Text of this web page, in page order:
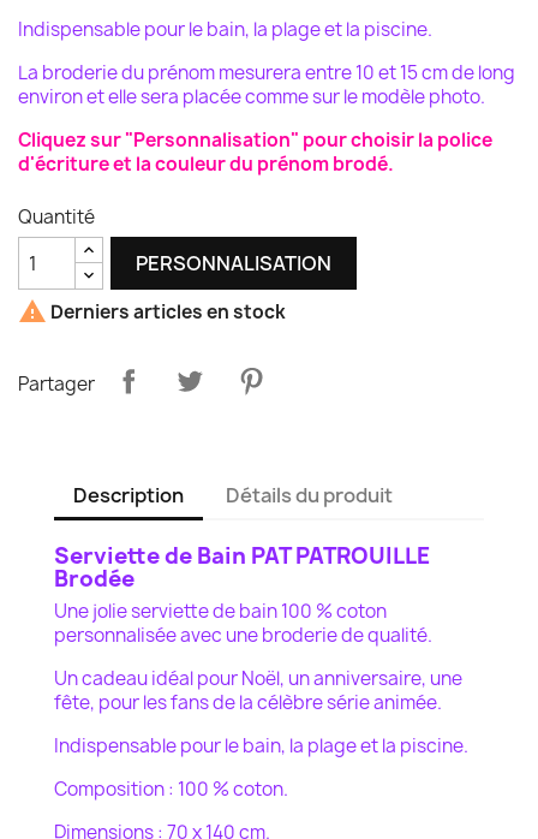
Indispensable pour le bain, la plage et la piscine.
La broderie du prénom mesurera entre 10 et 15 cm de long
environ et elle sera placée comme sur le modèle photo.
Cliquez sur "Personnalisation" pour choisir la police
d'écriture et la couleur du prénom brodé.
Quantité
PERSONNALISATION
 Derniers articles en stock
Partager
Description Détails du produit
Serviette de Bain PAT PATROUILLE
Brodée
Une jolie serviette de bain 100 % coton
personnalisée avec une broderie de qualité.
Un cadeau idéal pour Noël, un anniversaire, une
fête, pour les fans de la célèbre série animée.
Indispensable pour le bain, la plage et la piscine.
Composition : 100 % coton.
Dimensions : 70 x 140 cm.